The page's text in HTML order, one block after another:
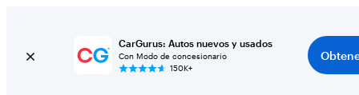
CarGurus: Autos nuevos y usados
Con Modo de concesionario
150K+